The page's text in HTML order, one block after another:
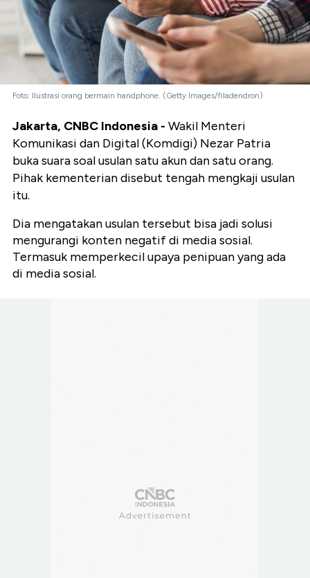
Foto: Ilustrasi orang bermain handphone. (Getty Images/filadendron)
Jakarta, CNBC Indonesia - Wakil Menteri
Komunikasi dan Digital (Komdigi) Nezar Patria
buka suara soal usulan satu akun dan satu orang.
Pihak kementerian disebut tengah mengkaji usulan
itu.
Dia mengatakan usulan tersebut bisa jadi solusi
mengurangi konten negatif di media sosial.
Termasuk memperkecil upaya penipuan yang ada
di media sosial.